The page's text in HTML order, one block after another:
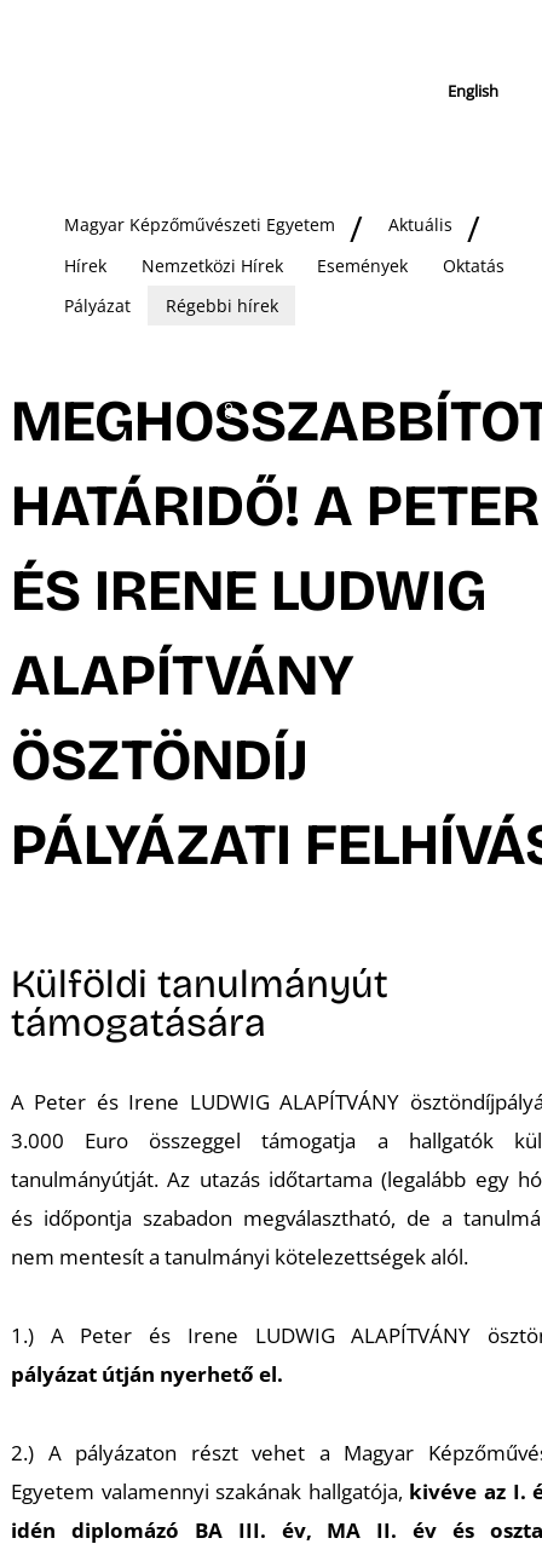
English
Magyar Képzőművészeti Egyetem
Aktuális
Hírek
Nemzetközi Hírek Események
Oktatás
Pályázat
Régebbi hírek
HATÁRIDŐ! A PETER
ÉS IRENE LUDWIG
ALAPÍTVÁNY
ÖSZTÖNDÍJ
PÁLYÁZATI
Külföldi tanulmányút
támogatására
A Peter és Irene LUDWIG ALAPÍTVÁNY
3.000 Euro összeggel támogatja a hallgatók
tanulmányútját. Az utazás időtartama (legalább egy
és időpontja szabadon megválasztható, de a
nem mentesít a tanulmányi kötelezettségek alól.
1.) A Peter és Irene LUDWIG ALAPÍTVÁNY
pályázat útján nyerhető el.
2.) A pályázaton részt vehet a Magyar
Egyetem valamennyi szakának hallgatója, kivéve az I.
idén diplomázó BA III. év, MA II. év és